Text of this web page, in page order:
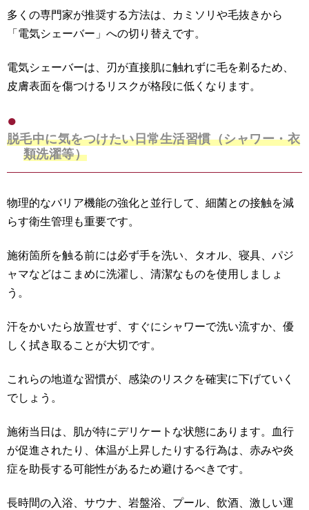
多くの専門家が推奨する方法は、カミソリや毛抜きから
「電気シェーバー」への切り替えです。
電気シェーバーは、刃が直接肌に触れずに毛を剃るため、
皮膚表面を傷つけるリスクが格段に低くなります。
脱毛中に気をつけたい日常生活習慣（シャワー・衣
類洗濯等）
物理的なバリア機能の強化と並行して、細菌との接触を減
らす衛生管理も重要です。
施術箇所を触る前には必ず手を洗い、タオル、寝具、パジ
ャマなどはこまめに洗濯し、清潔なものを使用しましょ
う。
汗をかいたら放置せず、すぐにシャワーで洗い流すか、優
しく拭き取ることが大切です。
これらの地道な習慣が、感染のリスクを確実に下げていく
でしょう。
施術当日は、肌が特にデリケートな状態にあります。血行
が促進されたり、体温が上昇したりする行為は、赤みや炎
症を助長する可能性があるため避けるべきです。
長時間の入浴、サウナ、岩盤浴、プール、飲酒、激しい運